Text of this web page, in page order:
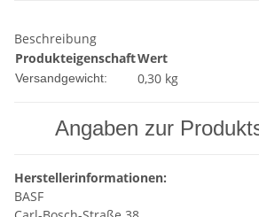
Beschreibung
ProdukteigenschaftWert
Versandgewicht: 0,30 kg
Angaben zur
Herstellerinformationen:
BASF